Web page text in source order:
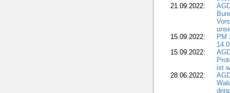
21.09.2022:
15.09.2022:
PM
15.09.2022:
ist
28.06.2022: